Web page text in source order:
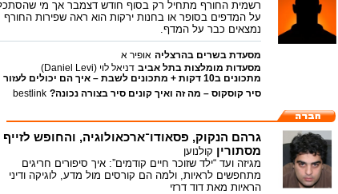
רשמית החורף מתחיל רק בסוף חודש דצמבר אך מי
על המדפים בסופר או בחנות ירקות הוא ראה שפירות החורף
נמצאים כבר על המדף.
מסעדת בשרים בהרצליה אופיר א
מסעדות מומלצות בתל אביב דניאל לוי (Daniel Levi)
מתכונים ב10 דקות + מתכונים לשבת – איך הם יכולים לעזור
לנו? bestlink
סיר קוסקוס – מה זה ואיך קונים סיר בצורה נכונה? bestlink
גרהם הנקוק, פסאודו־ארכאולוגיה, והחופש לזייף
מסתורין קולנוען
מגיזה ועד “ילד שזוכר חיים קודמים”: איך סיפורים חריגים
מתחפשים לראיות, ולמה הם קורסים מול מדע, לוגיקה ודיני
הראיות מאת דוד דרזי